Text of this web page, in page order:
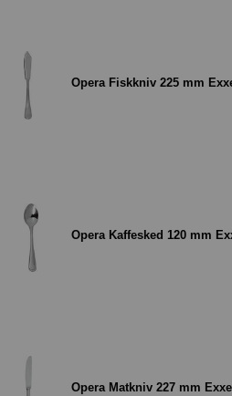
Opera Fiskkniv 225 mm
Opera Kaffesked 120 mm
Opera Matkniv 227 mm